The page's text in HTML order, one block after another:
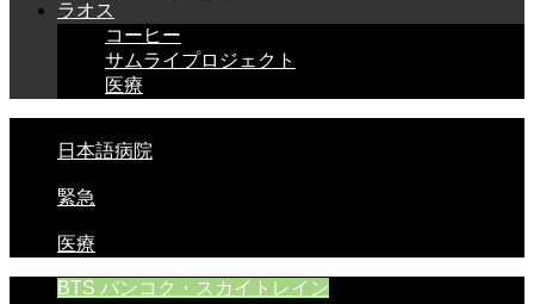
ラオス
コーヒー
サムライプロジェクト
医療
日本語病院
緊急
医療
BTS バンコク・スカイトレイン